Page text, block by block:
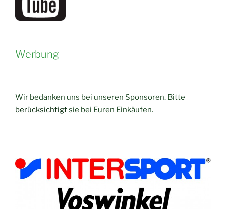
Werbung
Wir bedanken uns bei unseren Sponsoren. Bitte
berücksichtigtsie bei Euren Einkäufen.